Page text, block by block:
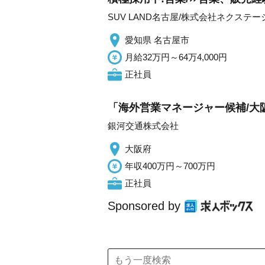
SUV LAND名古屋/株式会社ネクステー
愛知県 名古屋市
月給32万円～64万4,000円
正社員
「海外営業マネージャー候補/大
銀河交通株式会社
大阪府
年収400万円～700万円
正社員
Sponsored by